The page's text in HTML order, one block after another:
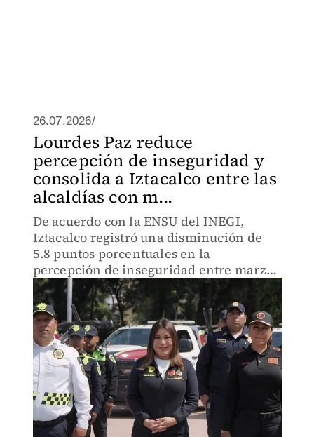
26.07.2026/
Lourdes Paz reduce
percepción de inseguridad y
consolida a Iztacalco entre las
alcaldías con m...
De acuerdo con la ENSU del INEGI,
Iztacalco registró una disminución de
5.8 puntos porcentuales en la
percepción de inseguridad entre marzo
y junio de 2026.